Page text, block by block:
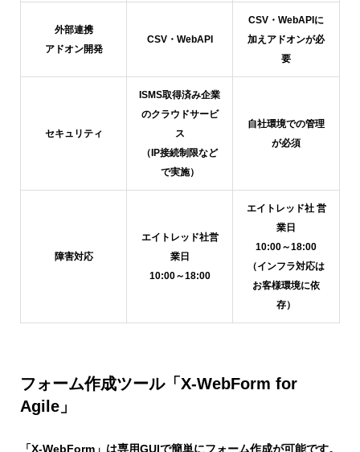
外部連携
アドオン開発
CSV・WebAPI
CSV・WebAPIに
加えアドオンが必
要
セキュリティ
ISMS取得済み企業
のクラウドサービ
ス
（IP接続制限など
で実施）
自社環境での管理
が必須
障害対応
エイトレッド社営
業日
10:00～18:00
エイトレッド社 営
業日
10:00～18:00
（インフラ対応は
お客様環境に依
存）
フォーム作成ツール「X-WebForm for
Agile」
「X-WebForm」は専用GUIで簡単にフォーム作成が可能です。